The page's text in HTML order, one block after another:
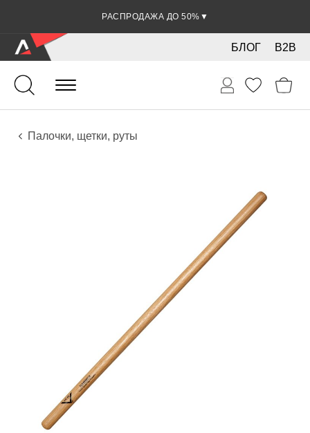
РАСПРОДАЖА ДО 50% ▼
B2B
БЛОГ
Ударные
Перкуссия
Аксессуары
Палочки, щетки, руты